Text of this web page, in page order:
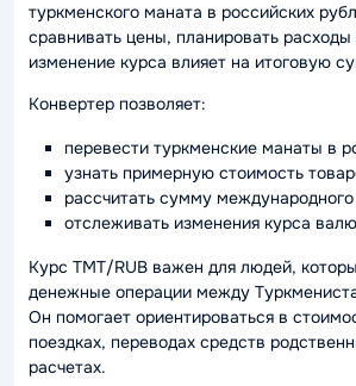
туркменского маната в российских
сравнивать цены, планировать
изменение курса влияет на итоговую
Конвертер позволяет:
перевести туркменские манаты в
узнать примерную стоимость
рассчитать сумму
отслеживать изменения курса
Курс TMT/RUB важен для людей,
денежные операции между
Он помогает ориентироваться в
поездках, переводах средств
расчетах.